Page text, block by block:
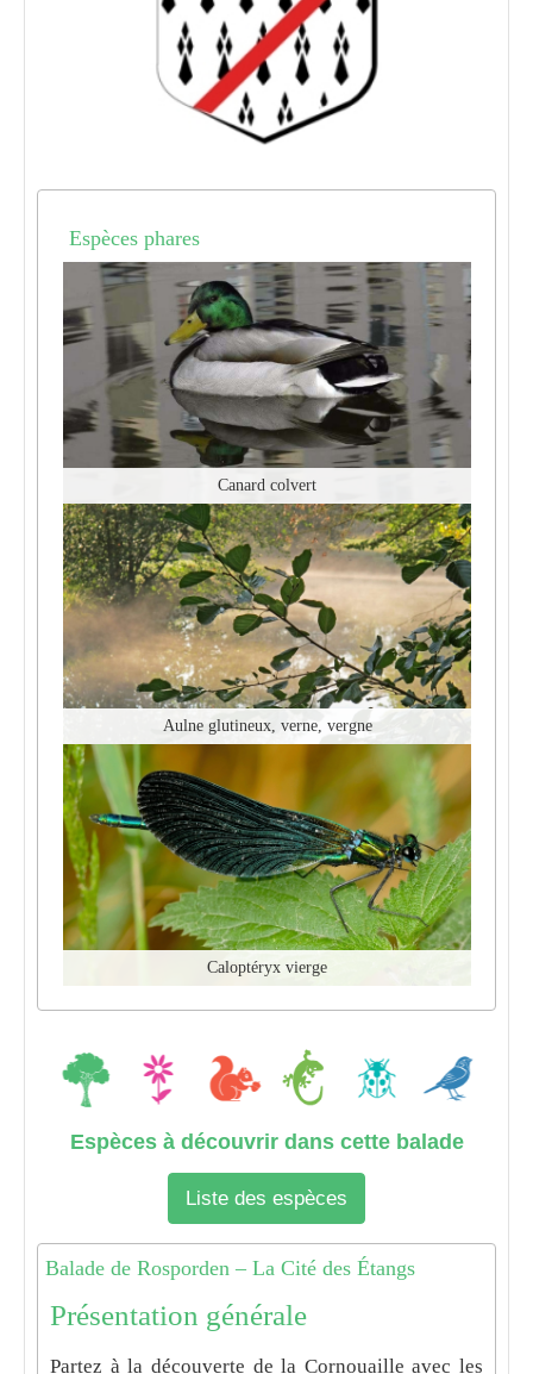
Espèces phares
Canard colvert
Aulne glutineux, verne, vergne
Caloptéryx vierge
Espèces à découvrir dans cette balade
Liste des espèces
Balade de Rosporden – La Cité des Étangs
Présentation générale
Partez à la découverte de la Cornouaille avec les